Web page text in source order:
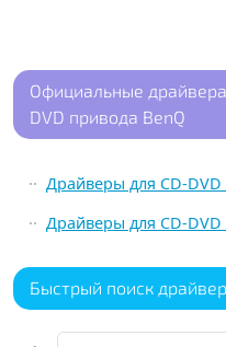
Официальные
DVD привода BenQ
Драйверы для CD-
Драйверы для CD-DVD
Быстрый поиск